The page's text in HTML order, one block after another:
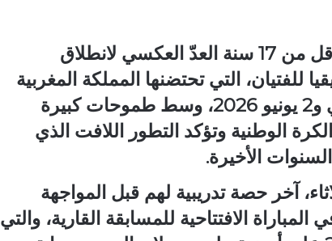
يدخل المنتخب الوطني المغربي لأقل من 17 سنة العدّ العكسي لانطلاق
التي تحتضنها المملكة المغربية
خلال الفترة الممتدة ما بين 13 ماي و2 يونيو 2026، وسط طموحات كبيرة
الوطنية وتؤكد التطور اللافت الذي
الأخيرة.
آخر حصة تدريبية لهم قبل المواجهة
الافتتاحية للمسابقة القارية، والتي